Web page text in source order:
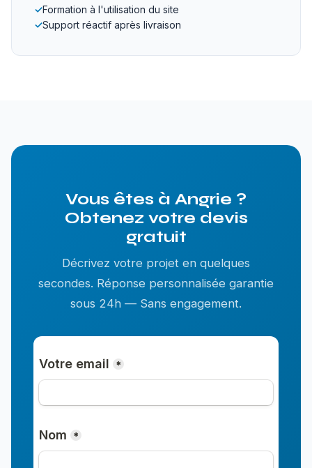
✓Formation à l'utilisation du site
✓Support réactif après livraison
Vous êtes à Angrie ?
Obtenez votre devis
gratuit
Décrivez votre projet en quelques
secondes. Réponse personnalisée garantie
sous 24h — Sans engagement.